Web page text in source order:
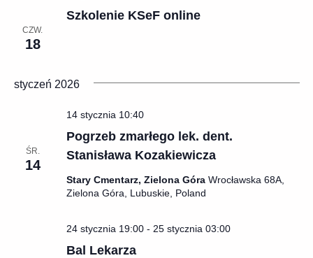
CZW.
18
Szkolenie KSeF online
styczeń 2026
ŚR.
14
Pogrzeb zmarłego lek. dent.
Stanisława Kozakiewicza
14 stycznia 10:40
Stary Cmentarz, Zielona Góra Wrocławska 68A,
Zielona Góra, Lubuskie, Poland
Bal Lekarza
24 stycznia 19:00- 25 stycznia 03:00